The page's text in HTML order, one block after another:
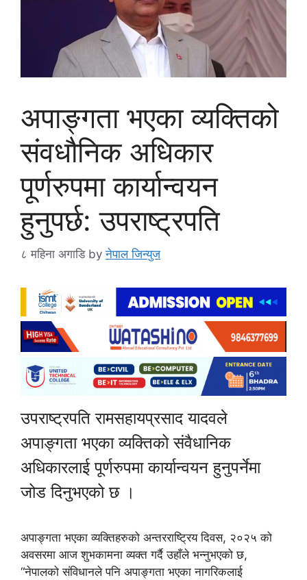
अपाङ्गता भएका व्यक्तिको
संवधौनिक अधिकार
पूर्णरुपमा कार्यान्वयन
हुनुपर्छ: उपराष्ट्रपति
८ महिना अगाडि byनेपाल जिन्युज
उपराष्ट्रपति रामसहायप्रसाद यादवले
अपाङ्गता भएका व्यक्तिको संवैधानिक
अधिकारलाई पूर्णरुपमा कार्यान्वयन हुनुपर्नेमा
जोड दिनुभएको छ ।
अपाङ्गता भएका व्यक्तिहरुको अन्तरराष्ट्रिय दिवस, २०२५ को
अवसरमा आज शुभकामना व्यक्त गर्दै उहाँले भन्नुभएको छ,
“नेपालको संविधानले पनि अपाङ्गता भएका नागरिकलाई